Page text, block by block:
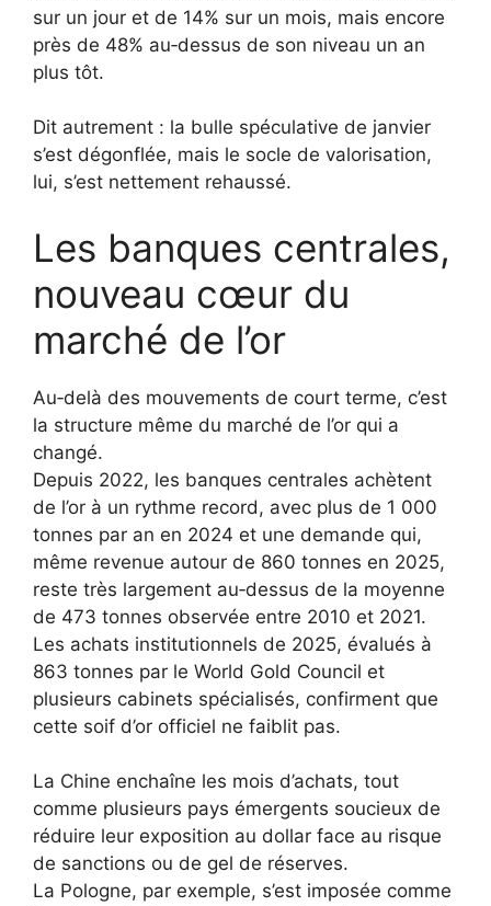
sur un jour et de 14% sur un mois, mais encore
près de 48% au‑dessus de son niveau un an
plus tôt.
Dit autrement : la bulle spéculative de janvier
s’est dégonflée, mais le socle de valorisation,
lui, s’est nettement rehaussé.
Les banques centrales,
nouveau cœur du
marché de l’or
Au‑delà des mouvements de court terme, c’est
la structure même du marché de l’or qui a
changé.
Depuis 2022, les banques centrales achètent
de l’or à un rythme record, avec plus de 1 000
tonnes par an en 2024 et une demande qui,
même revenue autour de 860 tonnes en 2025,
reste très largement au‑dessus de la moyenne
de 473 tonnes observée entre 2010 et 2021.
Les achats institutionnels de 2025, évalués à
863 tonnes par le World Gold Council et
plusieurs cabinets spécialisés, confirment que
cette soif d’or officiel ne faiblit pas.
La Chine enchaîne les mois d’achats, tout
comme plusieurs pays émergents soucieux de
réduire leur exposition au dollar face au risque
de sanctions ou de gel de réserves.
La Pologne, par exemple, s’est imposée comme